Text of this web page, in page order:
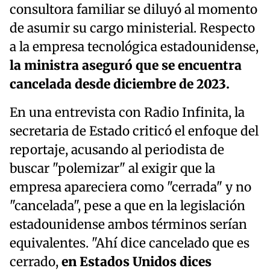
consultora familiar se diluyó al momento
de asumir su cargo ministerial. Respecto
a la empresa tecnológica estadounidense,
la ministra aseguró que se encuentra
cancelada desde diciembre de 2023.
En una entrevista con Radio Infinita, la
secretaria de Estado criticó el enfoque del
reportaje, acusando al periodista de
buscar "polemizar" al exigir que la
empresa apareciera como "cerrada" y no
"cancelada", pese a que en la legislación
estadounidense ambos términos serían
equivalentes. "Ahí dice cancelado que es
cerrado,en Estados Unidos dices